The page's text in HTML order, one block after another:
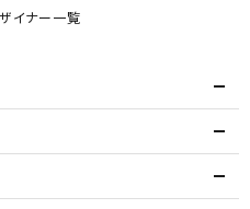
イナー一覧